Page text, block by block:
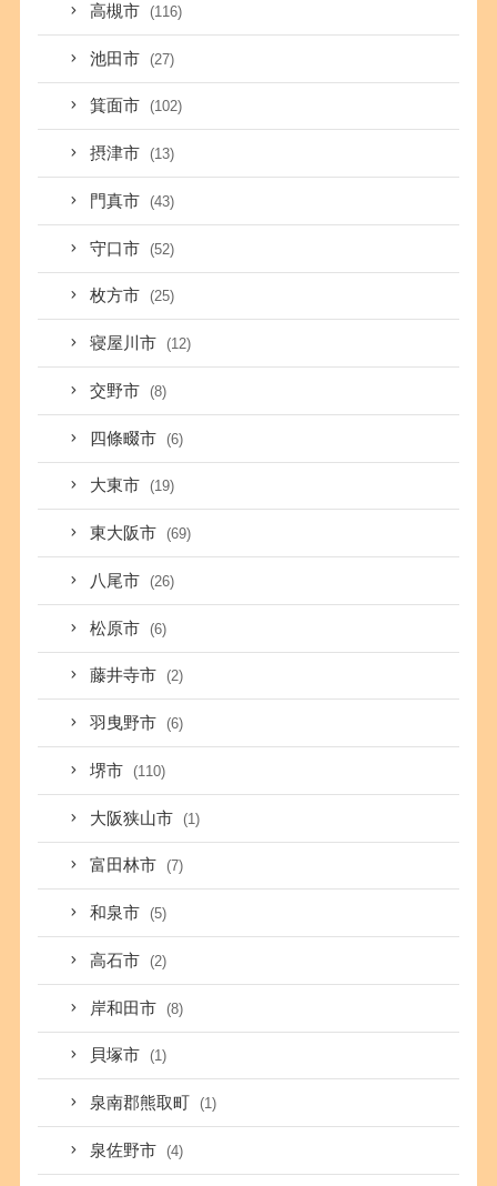
高槻市 (116)
池田市 (27)
箕面市 (102)
摂津市 (13)
門真市 (43)
守口市 (52)
枚方市 (25)
寝屋川市 (12)
交野市 (8)
四條畷市 (6)
大東市 (19)
東大阪市 (69)
八尾市 (26)
松原市 (6)
藤井寺市 (2)
羽曳野市 (6)
堺市 (110)
大阪狭山市 (1)
富田林市 (7)
和泉市 (5)
高石市 (2)
岸和田市 (8)
貝塚市 (1)
泉南郡熊取町 (1)
泉佐野市 (4)